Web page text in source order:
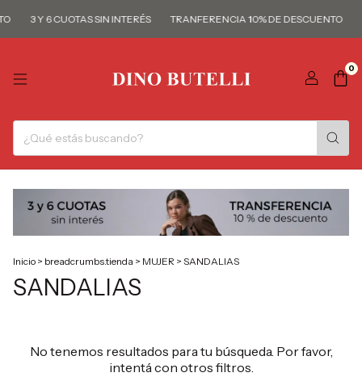
3 Y 6 CUOTAS SIN INTERÉS TRANFERENCIA 10% DE DESCUENTO
0
Inicio > breadcrumbs.tienda > MUJER > SANDALIAS
SANDALIAS
No tenemos resultados para tu búsqueda. Por favor,
intentá con otros filtros.